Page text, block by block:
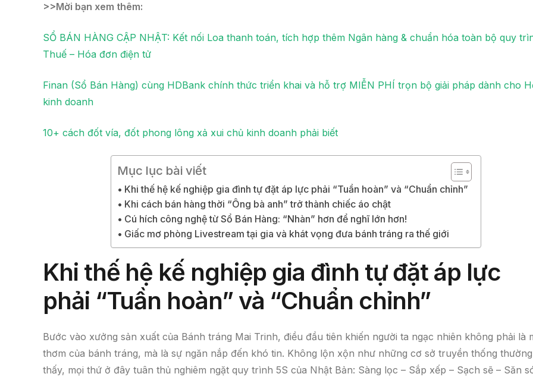
>>Mời bạn xem thêm:
SỔ BÁN HÀNG CẬP NHẬT: Kết nối Loa thanh toán, tích hợp thêm Ngân hàng & chuẩn hóa toàn bộ quy
Thuế – Hóa đơn điện tử
Finan (Sổ Bán Hàng) cùng HDBank chính thức triển khai và hỗ trợ MIỄN PHÍ trọn bộ giải pháp dành cho
kinh doanh
10+ cách đốt vía, đốt phong lông xả xui chủ kinh doanh phải biết
Mục lục bài viết
Khi thế hệ kế nghiệp gia đình tự đặt áp lực phải “Tuần hoàn” và “Chuẩn chỉnh”
Khi cách bán hàng thời “Ông bà anh” trở thành chiếc áo chật
Cú hích công nghệ từ Sổ Bán Hàng: “Nhàn” hơn để nghĩ lớn hơn!
Giấc mơ phòng Livestream tại gia và khát vọng đưa bánh tráng ra thế giới
Khi thế hệ kế nghiệp gia đình tự đặt áp lực
phải “Tuần hoàn” và “Chuẩn chỉnh”
Bước vào xưởng sản xuất của Bánh tráng Mai Trinh, điều đầu tiên khiến người ta ngạc nhiên không phải là
thơm của bánh tráng, mà là sự ngăn nắp đến khó tin. Không lộn xộn như những cơ sở truyền thống thường
thấy, mọi thứ ở đây tuân thủ nghiêm ngặt quy trình 5S của Nhật Bản: Sàng lọc – Sắp xếp – Sạch sẽ – Săn